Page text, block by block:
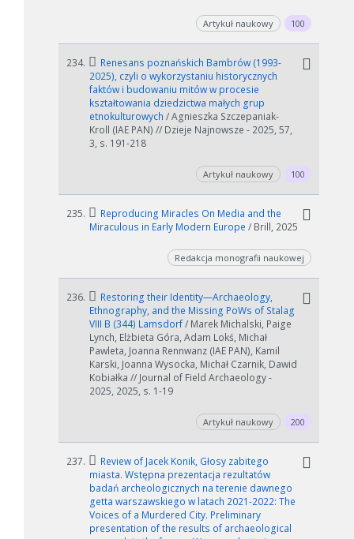
Artykuł naukowy 100
234.
Renesans poznańskich Bambrów (1993-
2025), czyli o wykorzystaniu historycznych
faktów i budowaniu mitów w procesie
kształtowania dziedzictwa małych grup
etnokulturowych / Agnieszka Szczepaniak-
Kroll (IAE PAN) // Dzieje Najnowsze - 2025, 57,
3, s. 191-218
Artykuł naukowy 100
235.
Reproducing Miracles On Media and the
Miraculous in Early Modern Europe / Brill, 2025
Redakcja monografii naukowej
236.
Restoring their Identity—Archaeology,
Ethnography, and the Missing PoWs of Stalag
VIII B (344) Lamsdorf/ Marek Michalski, Paige
Lynch, Elżbieta Góra, Adam Lokś, Michał
Pawleta, Joanna Rennwanz (IAE PAN), Kamil
Karski, Joanna Wysocka, Michał Czarnik, Dawid
Kobiałka // Journal of Field Archaeology -
2025, 2025, s. 1-19
Artykuł naukowy 200
237.
Review of Jacek Konik, Głosy zabitego
miasta. Wstępna prezentacja rezultatów
badań archeologicznych na terenie dawnego
getta warszawskiego w latach 2021-2022: The
Voices of a Murdered City. Preliminary
presentation of the results of archaeological